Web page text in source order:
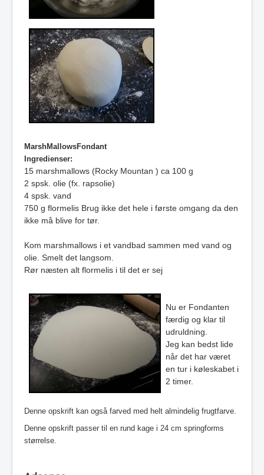
MarshMallowsFondant
Ingredienser:
15 marshmallows (Rocky Mountan ) ca 100 g
2 spsk. olie (fx. rapsolie)
4 spsk. vand
750 g flormelis Brug ikke det hele i første omgang da den
ikke må blive for tør.
Kom marshmallows i et vandbad sammen med vand og
olie. Smelt det langsom.
Rør næsten alt flormelis i til det er sej
Nu er Fondanten
færdig og klar til
udruldning.
Jeg kan bedst lide
når det har været
en tur i køleskabet i
2 timer.
Denne opskrift kan også farved med helt almindelig frugtfarve.
Denne opskrift passer til en rund kage i 24 cm springforms
størrelse.